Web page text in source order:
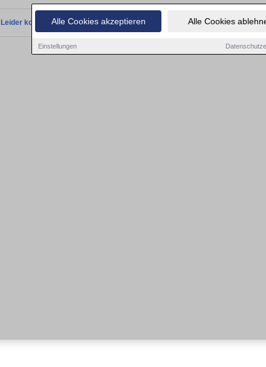
Alle Cookies akzeptieren Alle Cookies
Einstellungen
Leider konnten wir derzeit keine passenden Objekte finden. Schauen Sie